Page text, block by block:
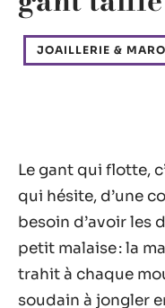
JOAILLERIE &
Le gant qui flotte,
qui hésite, d’une
besoin d’avoir les
petit malaise : la
trahit à chaque
soudain à jongler